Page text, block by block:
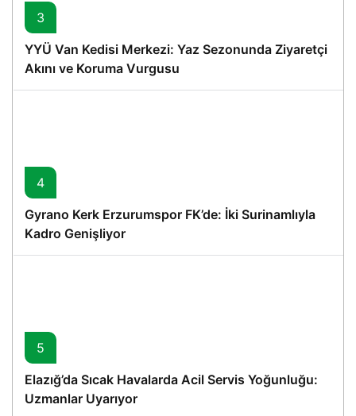
3
YYÜ Van Kedisi Merkezi: Yaz Sezonunda Ziyaretçi
Akını ve Koruma Vurgusu
4
Gyrano Kerk Erzurumspor FK’de: İki Surinamlıyla
Kadro Genişliyor
5
Elazığ’da Sıcak Havalarda Acil Servis Yoğunluğu:
Uzmanlar Uyarıyor